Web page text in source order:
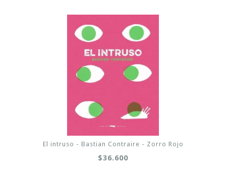
El intruso - Bastian Contraire - Zorro Rojo
$36.600